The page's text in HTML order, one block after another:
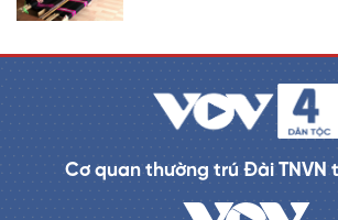
Cơ quan thường trú Đài TNVN